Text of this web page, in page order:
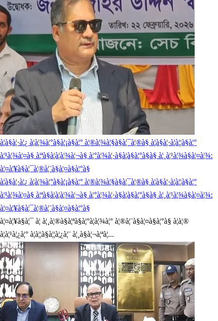
à¦à§à¦·à¦¿ à¦à¦¾à¦°à§à¦¡à§à¦° à¦®à¦¾à¦§à§à¦¯à¦®à§ à¦à§à¦·à¦à¦¦à§à¦°
à¦¹à¦¾à¦¤à§ à¦ªà§à¦à¦à¦¾à¦¬à§ à¦°à¦¾à¦·à§à¦à§à¦°à§à§ à¦¸à¦¹à¦¾à§à¦¤à¦¾:
à¦¤à¦¥à§à¦¯à¦®à¦¨à§à¦¤à§à¦°à§
à¦à§à¦·à¦¿ à¦à¦¾à¦°à§à¦¡à§à¦° à¦®à¦¾à¦§à§à¦¯à¦®à§ à¦à§à¦·à¦à¦¦à§à¦°
à¦¹à¦¾à¦¤à§ à¦ªà§à¦à¦à¦¾à¦¬à§ à¦°à¦¾à¦·à§à¦à§à¦°à§à§ à¦¸à¦¹à¦¾à§à¦¤à¦¾:
à¦¤à¦¥à§à¦¯à¦®à¦¨à§à¦¤à§à¦°à§
à¦¤à¦¥à§à¦¯ à¦ à¦¸à¦®à§à¦ªà§à¦°à¦à¦¾à¦° à¦®à¦¨à§à¦¤à§à¦°à§ à¦à¦®
à¦à¦¹à¦¿à¦° à¦à¦¦à§à¦¦à¦¿à¦¨ à¦¸à§à¦¬à¦ªà¦...